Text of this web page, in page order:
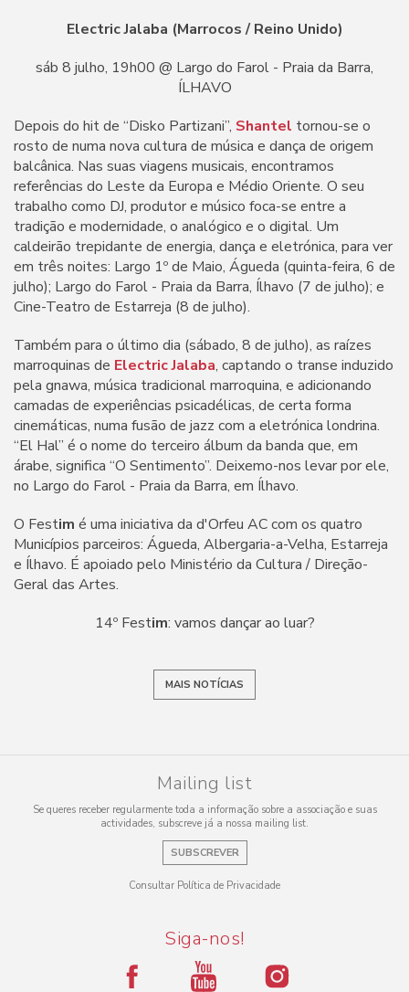
Electric Jalaba (Marrocos / Reino Unido)
sáb 8 julho, 19h00 @ Largo do Farol - Praia da Barra,
ÍLHAVO
Depois do hit de “Disko Partizani”, Shantel tornou-se o
rosto de numa nova cultura de música e dança de origem
balcânica. Nas suas viagens musicais, encontramos
referências do Leste da Europa e Médio Oriente. O seu
trabalho como DJ, produtor e músico foca-se entre a
tradição e modernidade, o analógico e o digital. Um
caldeirão trepidante de energia, dança e eletrónica, para ver
em três noites: Largo 1º de Maio, Águeda (quinta-feira, 6 de
julho); Largo do Farol - Praia da Barra, Ílhavo (7 de julho); e
Cine-Teatro de Estarreja (8 de julho).
Também para o último dia (sábado, 8 de julho), as raízes
marroquinas de Electric Jalaba, captando o transe induzido
pela gnawa, música tradicional marroquina, e adicionando
camadas de experiências psicadélicas, de certa forma
cinemáticas, numa fusão de jazz com a eletrónica londrina.
“El Hal” é o nome do terceiro álbum da banda que, em
árabe, significa “O Sentimento”. Deixemo-nos levar por ele,
no Largo do Farol - Praia da Barra, em Ílhavo.
O Festim é uma iniciativa da d'Orfeu AC com os quatro
Municípios parceiros: Águeda, Albergaria-a-Velha, Estarreja
e Ílhavo. É apoiado pelo Ministério da Cultura / Direção-
Geral das Artes.
14º Festim: vamos dançar ao luar?
MAIS NOTÍCIAS
Mailing list
Se queres receber regularmente toda a informação sobre a associação e suas
actividades, subscreve já a nossa mailing list.
SUBSCREVER
Consultar Política de Privacidade
Siga-nos!